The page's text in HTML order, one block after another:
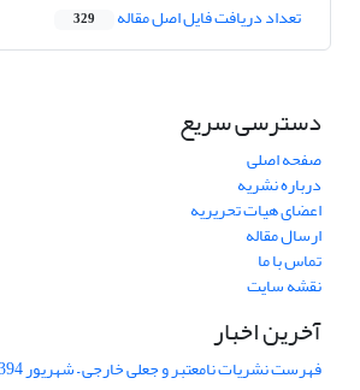
تعداد دریافت فایل اصل مقاله 329
دسترسی سریع
صفحه اصلی
درباره نشریه
اعضای هیات تحریریه
ارسال مقاله
تماس با ما
نقشه سایت
آخرین اخبار
فهرست نشریات نامعتبر و جعلی خارجی – شهریور 1394